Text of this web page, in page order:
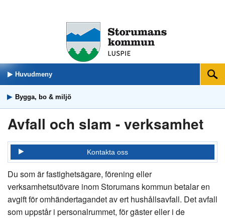
Huvudmeny Sök
Bygga, bo & miljö
Avfall och slam - verksamhet
Kontakta oss
Du som är fastighetsägare, förening eller
verksamhetsutövare inom Storumans kommun betalar en
avgift för omhändertagandet av ert hushållsavfall. Det avfall
som uppstår i personalrummet, för gäster eller i de